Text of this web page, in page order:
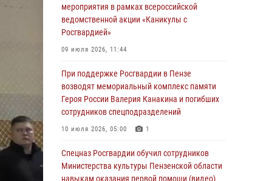
04 августа 2026, 06:08
Росгвардия обеспечила безопасность
праздничных мероприятий в День ВДВ в
03 августа 2026, 07:14 1
В Пензе сотрудники Росгвардии задержали
мужчину, который криками и нецензурной
бранью напугал жильцов многоквартирного
03 августа 2026, 05:59
мероприятия в рамках всероссийской
ведомственной акции «Каникулы с
Росгвардией»
09 июля 2026, 11:44
При поддержке Росгвардии в Пензе
возводят мемориальный комплекс памяти
Героя России Валерия Канакина и погибших
сотрудников спецподразделений
10 июля 2026, 05:00 1
Спецназ Росгвардии обучил сотрудников
Министерства культуры Пензенской области
навыкам оказания первой помощи (видео)